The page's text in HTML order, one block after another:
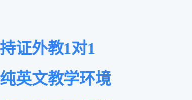
持证外教1对1
纯英文教学环境